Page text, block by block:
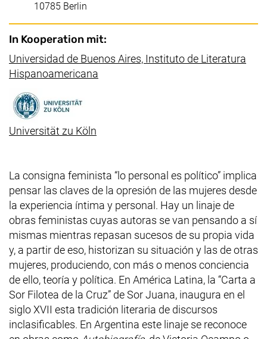
10785 Berlin
In Kooperation mit:
Universidad de Buenos Aires, Instituto de Literatura
Hispanoamericana
Universität zu Köln
La consigna feminista “lo personal es político” implica
pensar las claves de la opresión de las mujeres desde
la experiencia íntima y personal. Hay un linaje de
obras feministas cuyas autoras se van pensando a sí
mismas mientras repasan sucesos de su propia vida
y, a partir de eso, historizan su situación y las de otras
mujeres, produciendo, con más o menos conciencia
de ello, teoría y política. En América Latina, la “Carta a
Sor Filotea de la Cruz” de Sor Juana, inaugura en el
siglo XVII esta tradición literaria de discursos
inclasificables. En Argentina este linaje se reconoce